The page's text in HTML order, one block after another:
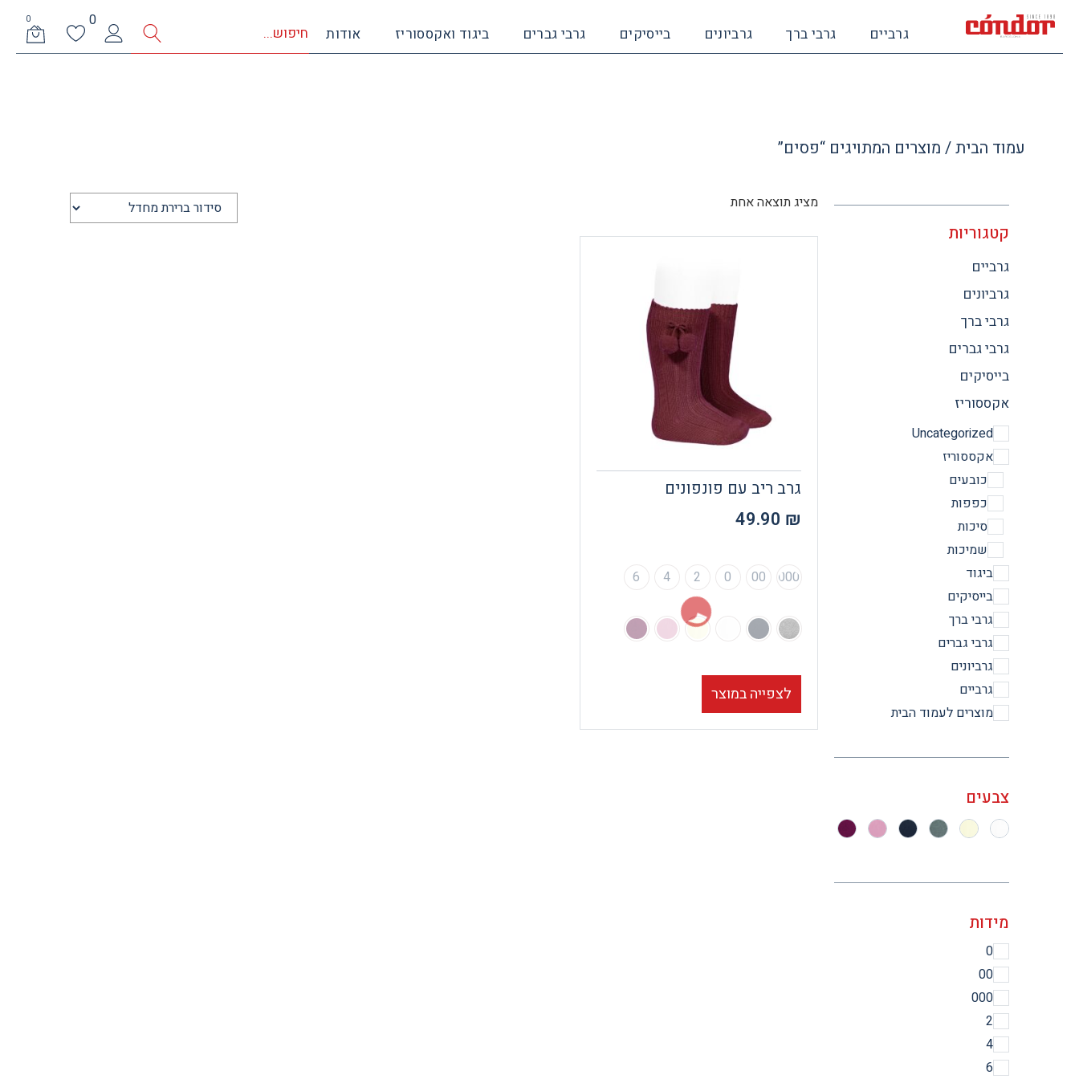
גרביים גרבי ברך גרביונים בייסיקים גרבי גברים ביגוד ואקססוריז אודות
0
0
עמוד הבית/ מוצרים המתויגים “פסים”
קטגוריות
גרביים
גרביונים
גרבי ברך
גרבי גברים
בייסיקים
אקססוריז
Uncategorized
אקססוריז
כובעים
כפפות
סיכות
שמיכות
ביגוד
בייסיקים
גרבי ברך
גרבי גברים
גרביונים
גרביים
מוצרים לעמוד הבית
צבעים
מידות
0
00
000
2
4
6
מציג תוצאה אחת
גרב ריב עם פונפונים
49.90 ₪
000
00
0
2
4
6
לצפייה במוצר